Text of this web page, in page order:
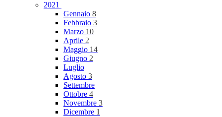
2021
Gennaio 8
Febbraio 3
Marzo 10
Aprile 2
Maggio 14
Giugno 2
Luglio
Agosto 3
Settembre
Ottobre 4
Novembre 3
Dicembre 1